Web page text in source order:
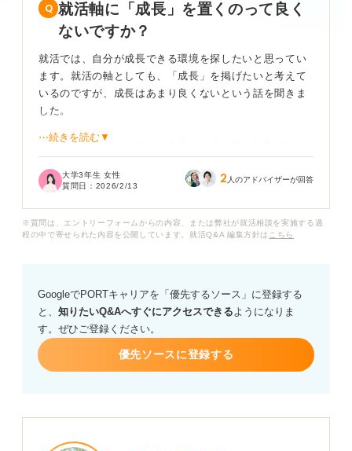
就活軸に「成長」を置くのって良く
ないですか？
就活では、自分が成長できる環境を探したいと思ってい
ます。就活の軸としても、「成長」を掲げたいと考えて
いるのですが、成長はあまり良くないという話を聞きま
した。
成長という言葉だけでは、企業から受け身な印象を持た
われました。
ょうか？ 言い方を工夫すれば伝えても良いのであれば、
ついて、アドバイスをお願いします。
⋯続きを読む▼
大学3年生 女性
質問日： 2026/2/13 2 人のアドバイザーが回答
※質問は、エントリーフォームからの内容、または弊社が就活相談を実施する過
程の中で寄せられた内容を公開しています。就活Q&A 編集方針は こちら
GoogleでPORTキャリアを「優先するソース」に登録する
と、 知りたいQ&Aへすぐにアクセスできるようになりま
す。ぜひご登録ください。
優先ソースに登録する